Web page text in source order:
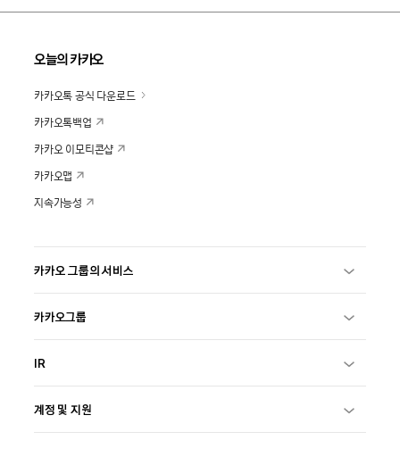
오늘의 카카오
카카오톡 공식 다운로드
카카오톡백업
카카오 이모티콘샵
카카오맵
지속가능성
카카오 그룹의 서비스
카카오그룹
IR
계정 및 지원